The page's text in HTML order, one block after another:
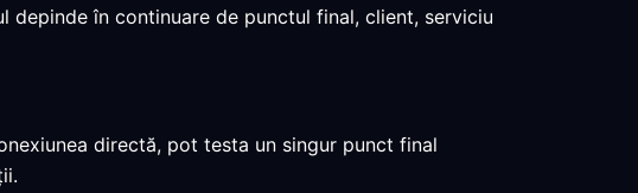
depinde în continuare de punctul final, client, serviciu
directă, pot testa un singur punct final